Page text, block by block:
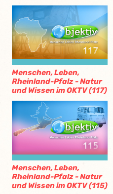
Menschen, Leben,
Rheinland-Pfalz - Natur
und Wissen im OKTV (117)
Menschen, Leben,
Rheinland-Pfalz - Natur
und Wissen im OKTV (115)